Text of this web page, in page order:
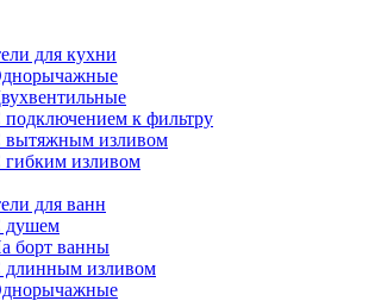
для кухни
к фильтру
вытяжным изливом
гибким изливом
для ванн
душем
борт ванны
длинным изливом